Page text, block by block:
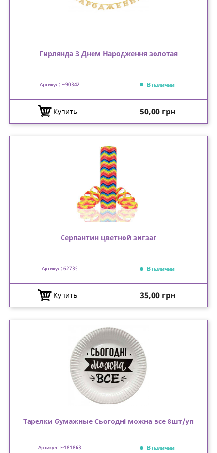
Гирлянда З Днем Народження золотая
Артикул: F-90342 В наличии
Купить Цена
50,00 грн
Серпантин цветной зигзаг
Артикул: 62735 В наличии
Купить Цена
35,00 грн
Тарелки бумажные Сьогодні можна все 8шт/уп
Артикул: F-181863 В наличии